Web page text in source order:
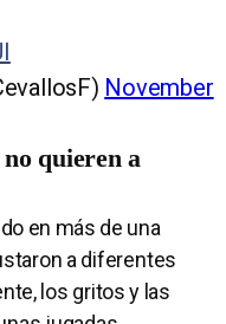
November
quieren a
en más de una
a diferentes
los gritos y las